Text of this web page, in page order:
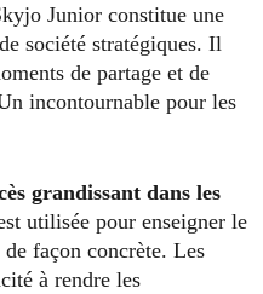
Junior constitue une
société stratégiques. Il
de partage et de
incontournable pour les
grandissant dans les
utilisée pour enseigner le
façon concrète. Les
à rendre les